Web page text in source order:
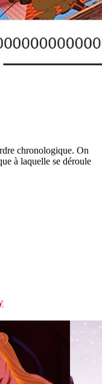
chronologique. On
à laquelle se déroule